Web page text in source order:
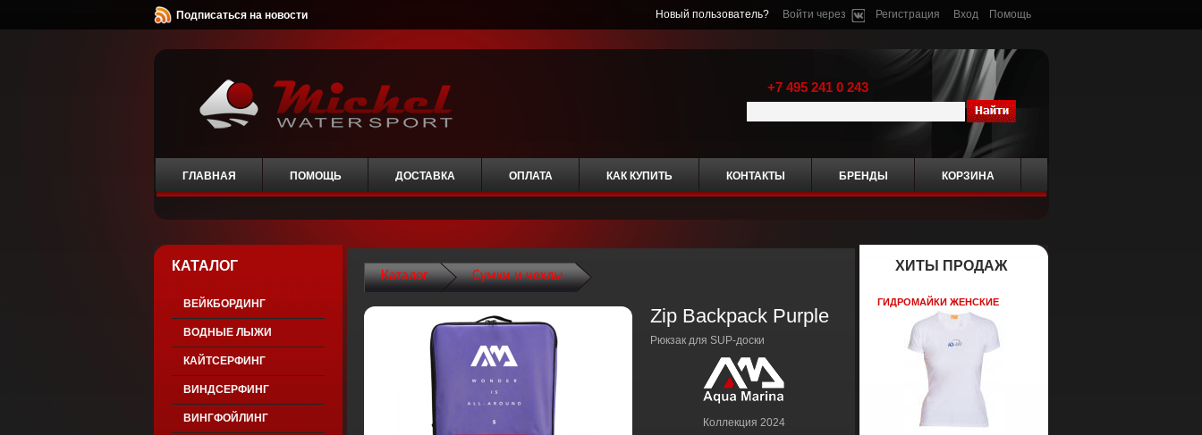
Подписаться на новости Новый пользователь? Войти через Регистрация Вход Помощь
+7 495 241 0 243
ГЛАВНАЯ ПОМОЩЬ ДОСТАВКА ОПЛАТА КАК КУПИТЬ КОНТАКТЫ БРЕНДЫ КОРЗИНА
КАТАЛОГ
ВЕЙКБОРДИНГ
ВОДНЫЕ ЛЫЖИ
КАЙТСЕРФИНГ
ВИНДСЕРФИНГ
ВИНГФОЙЛИНГ
ХИТЫ ПРОДАЖ
ГИДРОМАЙКИ ЖЕНСКИЕ
Каталог Сумки и чехлы
Zip Backpack Purple
Рюкзак для SUP-доски
Коллекция 2024